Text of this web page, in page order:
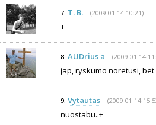
7. T. B. (2009 01 14 10:21)
+
8. AUDrius a (2009 01 14
jap, ryskumo noretusi,
9. Vytautas (2009 01 14
nuostabu..+